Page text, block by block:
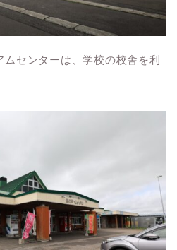
センターは、学校の校舎を利